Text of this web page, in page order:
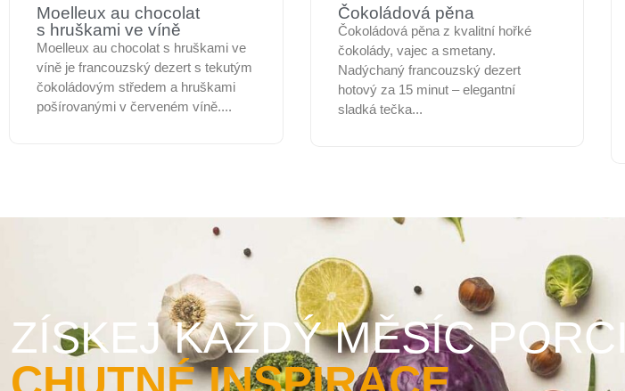
Moelleux au chocolat
s hruškami ve víně
Moelleux au chocolat s hruškami ve
víně je francouzský dezert s tekutým
čokoládovým středem a hruškami
pošírovanými v červeném víně....
Čokoládová pěna
Čokoládová pěna z kvalitní hořké
čokolády, vajec a smetany.
Nadýchaný francouzský dezert
hotový za 15 minut – elegantní
sladká tečka...
ZÍSKEJ KAŽDÝ MĚSÍC PORCI